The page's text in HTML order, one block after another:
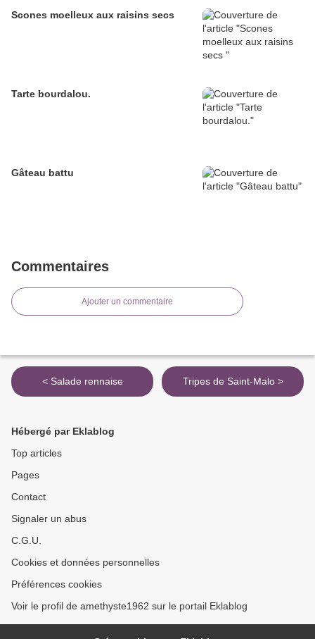
Scones moelleux aux raisins secs
Tarte bourdalou.
Gâteau battu
Commentaires
Ajouter un commentaire
< Salade rennaise Tripes de Saint-Malo >
Hébergé par Eklablog
Top articles
Pages
Contact
Signaler un abus
C.G.U.
Cookies et données personnelles
Préférences cookies
Voir le profil de amethyste1962 sur le portail Eklablog